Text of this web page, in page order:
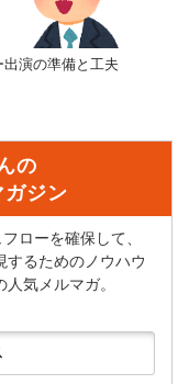
出演の準備と工夫
の
ジン
ローを確保して、
するためのノウハウ
気メルマガ。